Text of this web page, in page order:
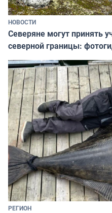
НОВОСТИ
Северяне могут принять
северной границы:
РЕГИОН